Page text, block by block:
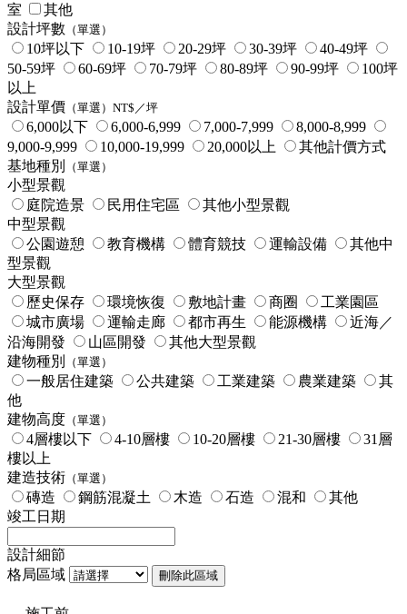
室
其他
設計坪數 （單選）
10坪以下 10-19坪 20-29坪 30-39坪
40-49坪
50-59坪
60-69坪 70-79坪 80-89坪 90-99坪
100坪
以上
設計單價 （單選）NT$／坪
6,000以下 6,000-6,999 7,000-7,999
8,000-8,999
9,000-9,999
10,000-19,999 20,000以上
其他計價方式
基地種別
（單選）
小型景觀
庭院造景
民用住宅區
其他小型景觀
中型景觀
公園遊憩
教育機構 體育競技 運輸設備
其他中
型景觀
大型景觀
歷史保存
環境恢復 敷地計畫 商圈
工業園區
城市廣場
運輸走廊 都市再生 能源機構
近海／
沿海開發
山區開發
其他大型景觀
建物種別
（單選）
一般居住建築 公共建築 工業建築 農業建築
其
他
建物高度 （單選）
4層樓以下 4-10層樓 10-20層樓 21-30層樓
31層
樓以上
建造技術 （單選）
磚造 鋼筋混凝土 木造 石造 混和
其他
竣工日期
設計細節
格局區域
刪除此區域